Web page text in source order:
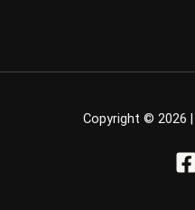
Copyright © 2026